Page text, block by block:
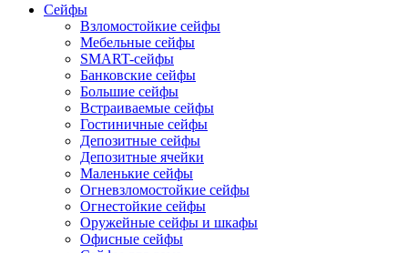
Сейфы
Взломостойкие сейфы
Мебельные сейфы
SMART-сейфы
Банковские сейфы
Большие сейфы
Встраиваемые сейфы
Гостиничные сейфы
Депозитные сейфы
Депозитные ячейки
Маленькие сейфы
Огневзломостойкие сейфы
Огнестойкие сейфы
Оружейные сейфы и шкафы
Офисные сейфы